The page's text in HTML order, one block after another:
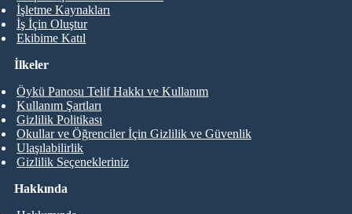
İşletme Kaynakları
İş İçin Oluştur
Ekibime Katıl
Hakkında
İlkeler
Öykü Panosu Telif Hakkı ve Kullanım
Kullanım Şartları
Gizlilik Politikası
Okullar ve Öğrenciler İçin Gizlilik ve Güvenlik
Ulaşılabilirlik
Gizlilik Seçenekleriniz